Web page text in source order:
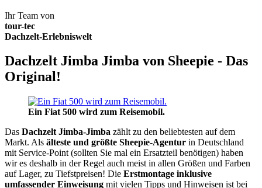
Ihr Team von
tour-tec
Dachzelt-Erlebniswelt
Dachzelt Jimba Jimba von Sheepie - Das
Original!
Ein Fiat 500 wird zum Reisemobil.
Das Dachzelt Jimba-Jimba zählt zu den beliebtesten auf dem
Markt. Als älteste und größte Sheepie-Agentur in Deutschland
mit Service-Point (sollten Sie mal ein Ersatzteil benötigen) haben
wir es deshalb in der Regel auch meist in allen Größen und Farben
auf Lager, zu Tiefstpreisen! Die Erstmontage inklusive
umfassender Einweisung mit vielen Tipps und Hinweisen ist bei